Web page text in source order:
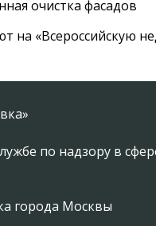
очистка фасадов
«Всероссийскую
по надзору в
города Москвы